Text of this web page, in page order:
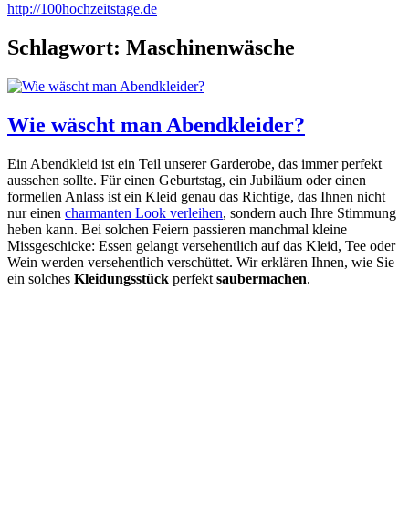
http://100hochzeitstage.de
Schlagwort: Maschinenwäsche
Wie wäscht man Abendkleider?
Ein Abendkleid ist ein Teil unserer Garderobe, das immer perfekt
aussehen sollte. Für einen Geburtstag, ein Jubiläum oder einen
formellen Anlass ist ein Kleid genau das Richtige, das Ihnen nicht
nur einen charmanten Look verleihen, sondern auch Ihre Stimmung
heben kann. Bei solchen Feiern passieren manchmal kleine
Missgeschicke: Essen gelangt versehentlich auf das Kleid, Tee oder
Wein werden versehentlich verschüttet. Wir erklären Ihnen, wie Sie
ein solches Kleidungsstück perfekt saubermachen.